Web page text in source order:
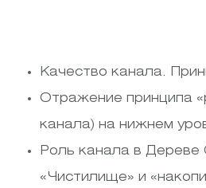
Качество канала.
Отражение принципа
канала) на нижнем
Роль канала в Дереве
«Чистилище» и